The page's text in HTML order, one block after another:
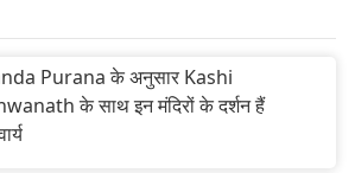
Purana के अनुसार Kashi
के साथ इन मंदिरों के दर्शन हैं